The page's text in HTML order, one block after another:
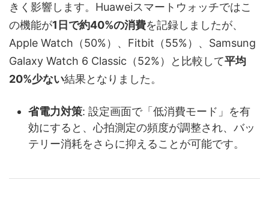
きく影響します。Huaweiスマートウォッチではこ
の機能が1日で約40%の消費を記録しましたが、
Apple Watch（50%）、Fitbit（55%）、Samsung
Galaxy Watch 6 Classic（52%）と比較して平均
20%少ない結果となりました。
省電力対策: 設定画面で「低消費モード」を有
効にすると、心拍測定の頻度が調整され、バッ
テリー消耗をさらに抑えることが可能です。